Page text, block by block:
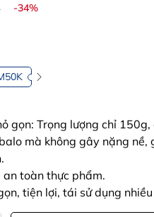
-34%
gọn: Trọng lượng chỉ
mà không gây nặng
an toàn thực phẩm.
tiện lợi, tái sử dụng